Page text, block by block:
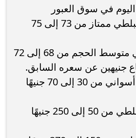
في سوق العبور
تراوح سعر كيلو البلطي ممتاز من 73 إلى 75
تراوح سعر البلطي متوسط الحجم من 68 إلى 72
جنيهين عن سعره السابق.
تراوح سعر بلطي أسواني من 30 إلى 70 جنيهًا
تراوح سعر فيليه بلطي من 50 إلى 250 جنيهًا